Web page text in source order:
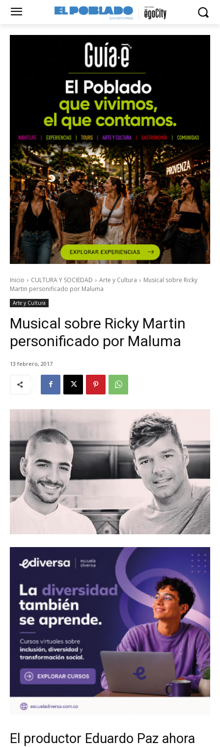
Inicio CULTURA Y SOCIEDAD Arte y Cultura
Musical sobre Ricky
Martin personificado por Maluma
Arte y Cultura
Musical sobre Ricky Martin
personificado por Maluma
13 febrero, 2017
El productor Eduardo Paz ahora